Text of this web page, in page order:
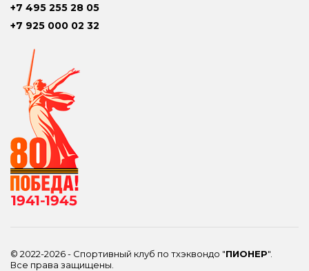
+7 495 255 28 05
+7 925 000 02 32
© 2022-2026 - Спортивный клуб по тхэквондо "ПИОНЕР".
Все права защищены.